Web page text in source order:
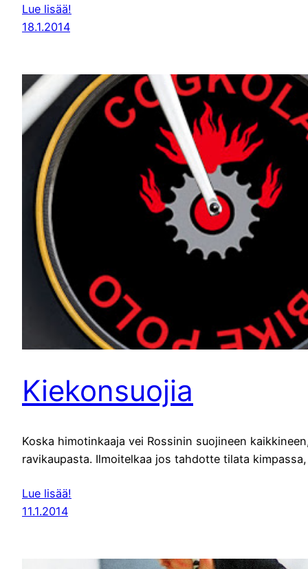
Lue lisää!
18.1.2014
Kiekonsuojia
Koska himotinkaaja vei Rossinin suojineen
ravikaupasta. Ilmoitelkaa jos tahdotte tilata
Lue lisää!
11.1.2014